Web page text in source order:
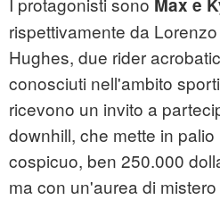
Max e
rispettivamente da
Hughes, due rider
conosciuti nell'ambito
ricevono un invito a
downhill, che mette in
cospicuo, ben 250.000
ma con un'aurea di